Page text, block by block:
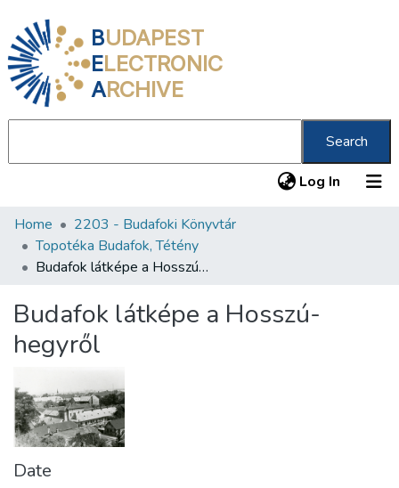
BUDAPEST
ELECTRONIC
ARCHIVE
Search
Log In (current)
Communities & Collections
All of DSpace
About us
Home
2203 - Budafoki Könyvtár
Topotéka Budafok, Tétény
Budafok látképe a Hosszú-hegyről
Budafok látképe a Hosszú-
hegyről
Date